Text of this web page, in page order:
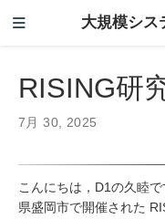
大規模シス
RISING研
7月 30, 2025
こんにちは，D1の久睦
県盛岡市で開催された